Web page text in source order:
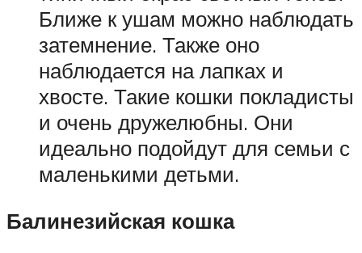
Ближе к ушам можно наблюдать
затемнение. Также оно
наблюдается на лапках и
хвосте. Такие кошки покладисты
и очень дружелюбны. Они
идеально подойдут для семьи с
маленькими детьми.
Балинезийская кошка